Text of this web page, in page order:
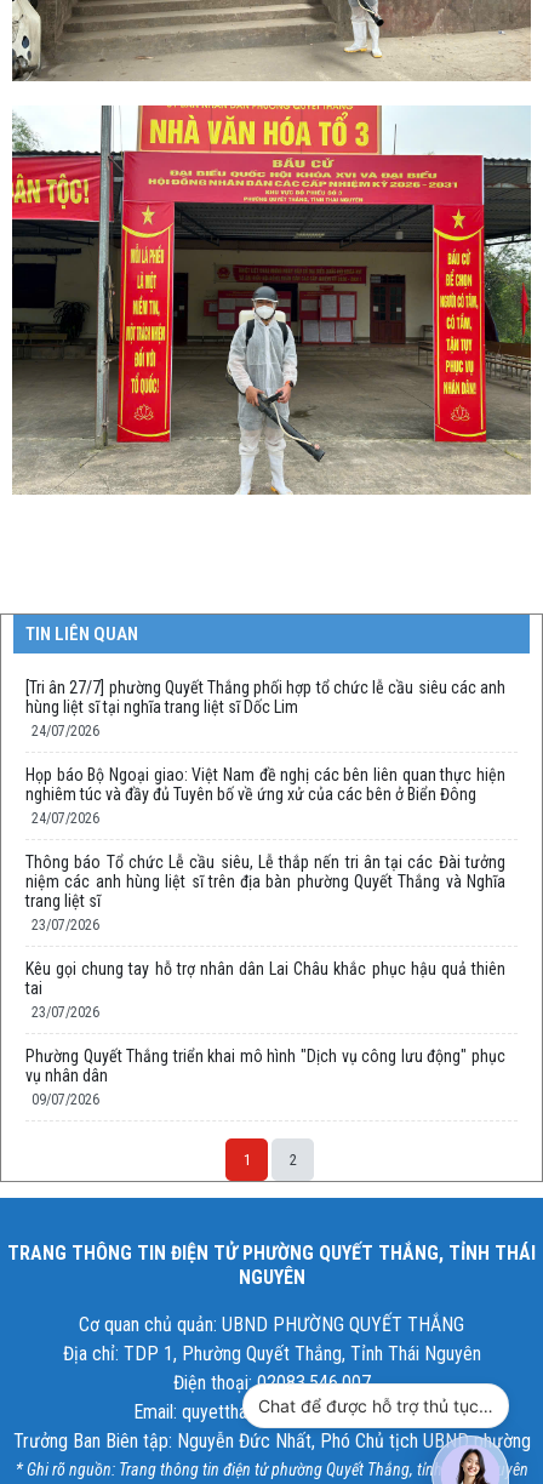
TIN LIÊN QUAN
[Tri ân 27/7] phường Quyết Thắng phối hợp tổ chức lễ cầu siêu các anh
hùng liệt sĩ tại nghĩa trang liệt sĩ Dốc Lim
24/07/2026
Họp báo Bộ Ngoại giao: Việt Nam đề nghị các bên liên quan thực hiện
nghiêm túc và đầy đủ Tuyên bố về ứng xử của các bên ở Biển Đông
24/07/2026
Thông báo Tổ chức Lễ cầu siêu, Lễ thắp nến tri ân tại các Đài tưởng
niệm các anh hùng liệt sĩ trên địa bàn phường Quyết Thắng và Nghĩa
trang liệt sĩ
23/07/2026
Kêu gọi chung tay hỗ trợ nhân dân Lai Châu khắc phục hậu quả thiên
tai
23/07/2026
Phường Quyết Thắng triển khai mô hình "Dịch vụ công lưu động" phục
vụ nhân dân
09/07/2026
1 2
TRANG THÔNG TIN ĐIỆN TỬ PHƯỜNG QUYẾT THẮNG, TỈNH THÁI
NGUYÊN
Cơ quan chủ quản: UBND PHƯỜNG QUYẾT THẮNG
Địa chỉ: TDP 1, Phường Quyết Thắng, Tỉnh Thái Nguyên
Điện thoại: 02083.546.007
Email: quyetthang@thainguyen.gov.vn
Trưởng Ban Biên tập: Nguyễn Đức Nhất, Phó Chủ tịch UBND phường
* Ghi rõ nguồn: Trang thông tin điện tử phường Quyết Thắng, tỉnh Thái Nguyên
Chat để được hỗ trợ thủ tục hành chính công